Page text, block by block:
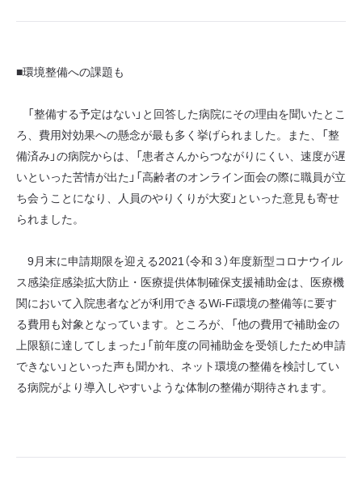
■環境整備への課題も
「整備する予定はない」と回答した病院にその理由を聞いたとこ
ろ、費用対効果への懸念が最も多く挙げられました。また、「整
備済み」の病院からは、「患者さんからつながりにくい、速度が遅
いといった苦情が出た」「高齢者のオンライン面会の際に職員が立
ち会うことになり、人員のやりくりが大変」といった意見も寄せ
られました。
9月末に申請期限を迎える2021（令和３）年度新型コロナウイル
ス感染症感染拡大防止・医療提供体制確保支援補助金は、医療機
関において入院患者などが利用できるWi-Fi環境の整備等に要す
る費用も対象となっています。ところが、「他の費用で補助金の
上限額に達してしまった」「前年度の同補助金を受領したため申請
できない」といった声も聞かれ、ネット環境の整備を検討してい
る病院がより導入しやすいような体制の整備が期待されます。